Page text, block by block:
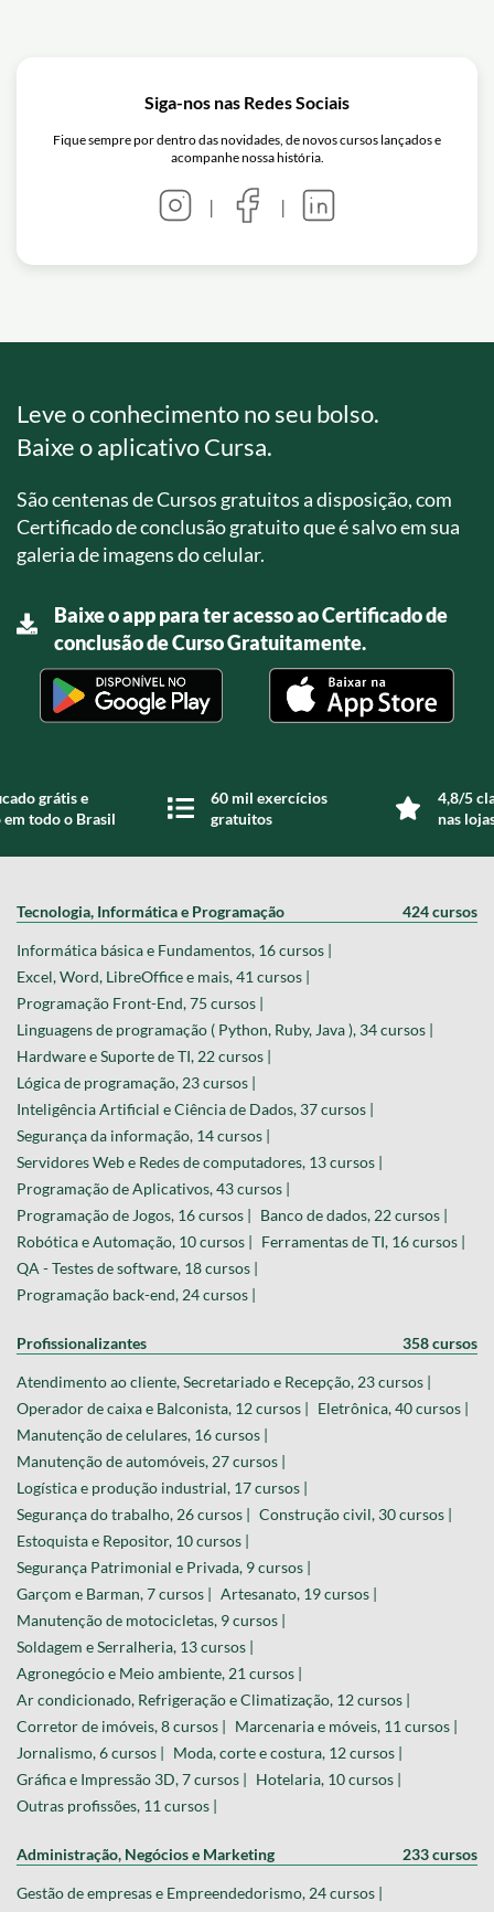
Siga-nos nas Redes Sociais
Fique sempre por dentro das novidades, de novos cursos lançados e
acompanhe nossa história.
| |
Leve o conhecimento no seu bolso.
Baixe o aplicativo Cursa.
São centenas de Cursos gratuitos a disposição, com
Certificado de conclusão gratuito que é salvo em sua
galeria de imagens do celular.
Baixe o app para ter acesso ao Certificado de
conclusão de Curso Gratuitamente.
grátis e
todo o Brasil
60 mil exercícios
gratuitos
4,8/5
nas
Tecnologia, Informática e Programação 424 cursos
Informática básica e Fundamentos, 16 cursos |
Excel, Word, LibreOffice e mais, 41 cursos |
Programação Front-End, 75 cursos |
Linguagens de programação ( Python, Ruby, Java ), 34 cursos |
Hardware e Suporte de TI, 22 cursos |
Lógica de programação, 23 cursos |
Inteligência Artificial e Ciência de Dados, 37 cursos |
Segurança da informação, 14 cursos |
Servidores Web e Redes de computadores, 13 cursos |
Programação de Aplicativos, 43 cursos |
Programação de Jogos, 16 cursos | Banco de dados, 22 cursos |
Robótica e Automação, 10 cursos | Ferramentas de TI, 16 cursos |
QA - Testes de software, 18 cursos |
Programação back-end, 24 cursos |
Profissionalizantes 358 cursos
Atendimento ao cliente, Secretariado e Recepção, 23 cursos |
Operador de caixa e Balconista, 12 cursos | Eletrônica, 40 cursos |
Manutenção de celulares, 16 cursos |
Manutenção de automóveis, 27 cursos |
Logística e produção industrial, 17 cursos |
Segurança do trabalho, 26 cursos | Construção civil, 30 cursos |
Estoquista e Repositor, 10 cursos |
Segurança Patrimonial e Privada, 9 cursos |
Garçom e Barman, 7 cursos | Artesanato, 19 cursos |
Manutenção de motocicletas, 9 cursos |
Soldagem e Serralheria, 13 cursos |
Agronegócio e Meio ambiente, 21 cursos |
Ar condicionado, Refrigeração e Climatização, 12 cursos |
Corretor de imóveis, 8 cursos | Marcenaria e móveis, 11 cursos |
Jornalismo, 6 cursos | Moda, corte e costura, 12 cursos |
Gráfica e Impressão 3D, 7 cursos | Hotelaria, 10 cursos |
Outras profissões, 11 cursos |
Administração, Negócios e Marketing 233 cursos
Gestão de empresas e Empreendedorismo, 24 cursos |